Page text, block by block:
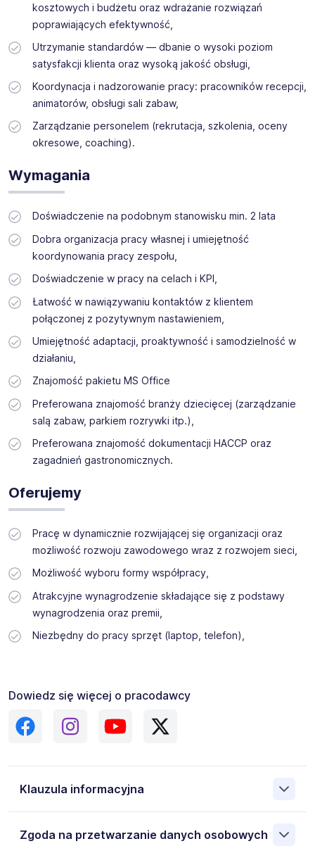
kosztowych i budżetu oraz wdrażanie rozwiązań
poprawiających efektywność,
Utrzymanie standardów — dbanie o wysoki poziom
satysfakcji klienta oraz wysoką jakość obsługi,
Koordynacja i nadzorowanie pracy: pracowników recepcji,
animatorów, obsługi sali zabaw,
Zarządzanie personelem (rekrutacja, szkolenia, oceny
okresowe, coaching).
Wymagania
Doświadczenie na podobnym stanowisku min. 2 lata
Dobra organizacja pracy własnej i umiejętność
koordynowania pracy zespołu,
Doświadczenie w pracy na celach i KPI,
Łatwość w nawiązywaniu kontaktów z klientem
połączonej z pozytywnym nastawieniem,
Umiejętność adaptacji, proaktywność i samodzielność w
działaniu,
Znajomość pakietu MS Office
Preferowana znajomość branży dziecięcej (zarządzanie
salą zabaw, parkiem rozrywki itp.),
Preferowana znajomość dokumentacji HACCP oraz
zagadnień gastronomicznych.
Oferujemy
Pracę w dynamicznie rozwijającej się organizacji oraz
możliwość rozwoju zawodowego wraz z rozwojem sieci,
Możliwość wyboru formy współpracy,
Atrakcyjne wynagrodzenie składające się z podstawy
wynagrodzenia oraz premii,
Niezbędny do pracy sprzęt (laptop, telefon),
Dowiedz się więcej o pracodawcy
Klauzula informacyjna
SPÓŁKA Z OGRANICZONĄ ODPOWIEDZIALNOŚCIĄ 33-100
Zgoda na przetwarzanie danych osobowych